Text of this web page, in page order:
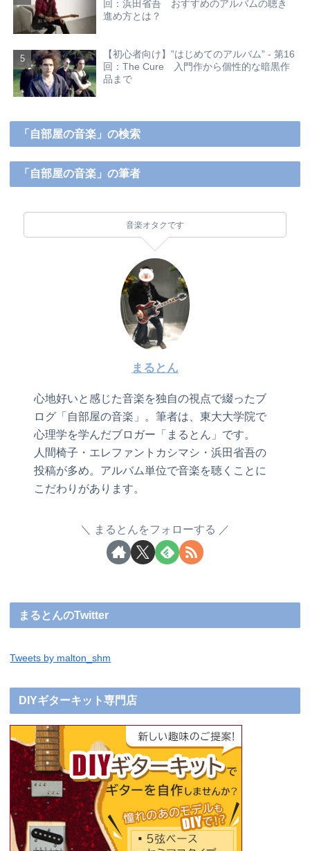
回：浜田省吾 おすすめのアルバムの聴き
進め方とは？
【初心者向け】”はじめてのアルバム” - 第16
回：The Cure 入門作から個性的な暗黒作
品まで
「自部屋の音楽」の検索
「自部屋の音楽」の筆者
音楽オタクです
まるとん
心地好いと感じた音楽を独自の視点で綴ったブ
ログ「自部屋の音楽」。筆者は、東大大学院で
心理学を学んだブロガー「まるとん」です。
人間椅子・エレファントカシマシ・浜田省吾の
投稿が多め。アルバム単位で音楽を聴くことに
こだわりがあります。
まるとんをフォローする
まるとんのTwitter
Tweets by malton_shm
DIYギターキット専門店